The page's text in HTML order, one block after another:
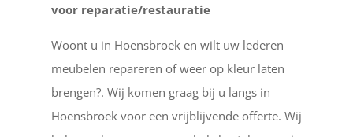
voor reparatie/restauratie
Woont u in Hoensbroek en wilt uw lederen
meubelen repareren of weer op kleur laten
brengen?. Wij komen graag bij u langs in
Hoensbroek voor een vrijblijvende offerte. Wij